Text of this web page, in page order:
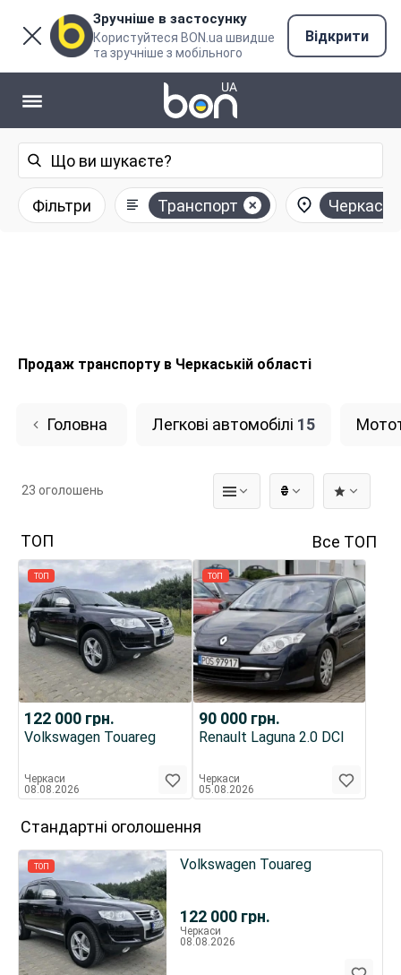
Зручніше в застосунку
Користуйтеся BON.ua швидше
та зручніше з мобільного
Відкрити
Фільтри Транспорт
Продаж транспорту в Черкаській області
Головна Легкові автомобілі 15
₴
23 оголошень
ТОП Все ТОП
ТОП
122 000 грн.
Volkswagen Touareg
Черкаси
08.08.2026
ТОП
90 000 грн.
Renault Laguna 2.0 DCI
Черкаси
05.08.2026
Стандартні оголошення
ТОП
122 000 грн.
Volkswagen Touareg
Черкаси
08.08.2026